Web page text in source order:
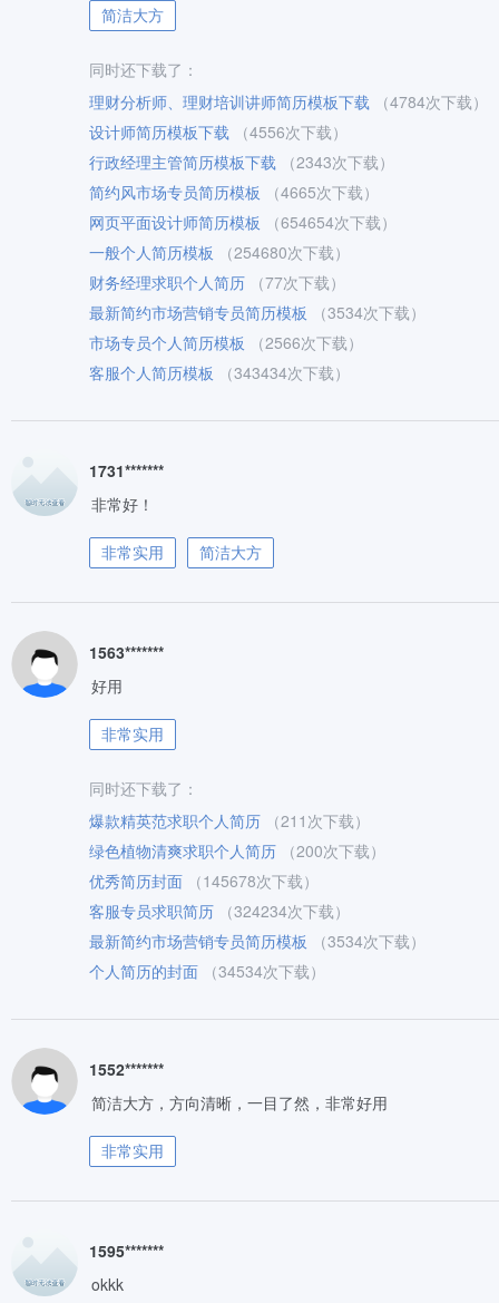
简洁大方
同时还下载了：
理财分析师、理财培训讲师简历模板下载
（4784次下载）
设计师简历模板下载
（4556次下载）
行政经理主管简历模板下载
（2343次下载）
简约风市场专员简历模板
（4665次下载）
网页平面设计师简历模板
（654654次下载）
一般个人简历模板
（254680次下载）
财务经理求职个人简历
（77次下载）
最新简约市场营销专员简历模板
（3534次下载）
市场专员个人简历模板
（2566次下载）
客服个人简历模板
（343434次下载）
1731*******
非常好！
非常实用 简洁大方
1563*******
好用
非常实用
同时还下载了：
爆款精英范求职个人简历
（211次下载）
绿色植物清爽求职个人简历
（200次下载）
优秀简历封面
（145678次下载）
客服专员求职简历
（324234次下载）
最新简约市场营销专员简历模板
（3534次下载）
个人简历的封面
（34534次下载）
1552*******
简洁大方，方向清晰，一目了然，非常好用
非常实用
1595*******
okkk